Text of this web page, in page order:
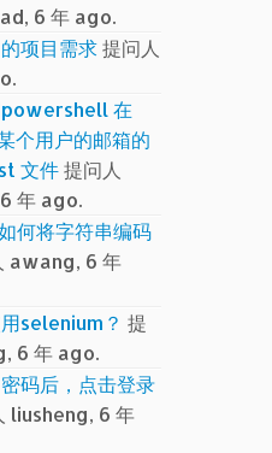
6 年 ago.
项目需求提问人
powershell 在
个用户的邮箱的
文件提问人
年 ago.
何将字符串编码
awang, 6 年
selenium？ 提
6 年 ago.
码后，点击登录
liusheng, 6 年